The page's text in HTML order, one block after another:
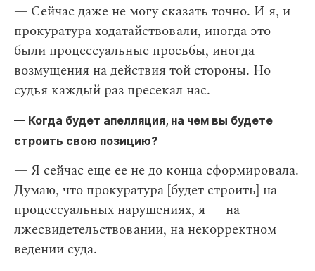
— Сейчас даже не могу сказать точно. И я, и
прокуратура ходатайствовали, иногда это
были процессуальные просьбы, иногда
возмущения на действия той стороны. Но
судья каждый раз пресекал нас.
— Когда будет апелляция, на чем вы будете
строить свою позицию?
— Я сейчас еще ее не до конца сформировала.
Думаю, что прокуратура [будет строить] на
процессуальных нарушениях, я — на
лжесвидетельствовании, на некорректном
ведении суда.